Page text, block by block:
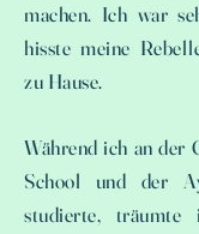
machen. Ich war
hisste meine
zu Hause.
Während ich an der
School und der
studierte, träumte